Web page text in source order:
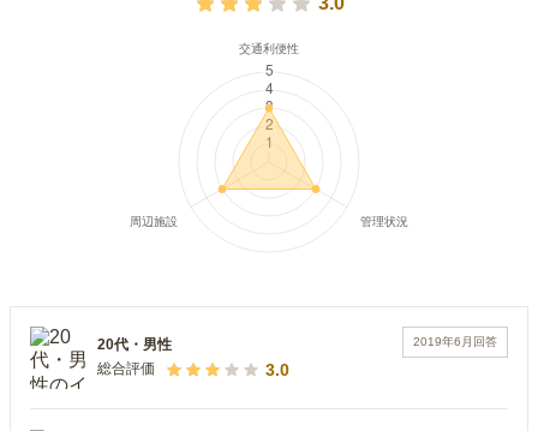
2019年6月 回答
20代 ・ 男性
総合評価
3.0